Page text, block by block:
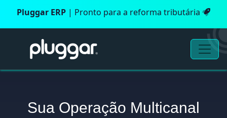
Pluggar ERP | Pronto para a reforma tributária
Sua Operação Multicanal